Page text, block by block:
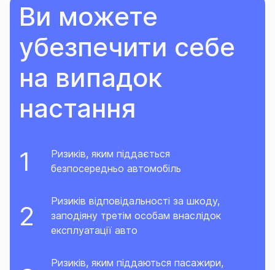
Ви можете
убезпечити себе
на випадок
настання
Ризиків, яким піддається
безпосередньо автомобіль
Ризиків відповідальності за шкоду,
заподіяну третім особам внаслідок
експлуатації авто
Ризиків, яким піддаються пасажири,